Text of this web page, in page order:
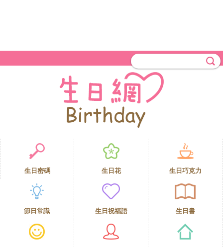
生日密碼 生日花 生日巧克力
節日常識 生日祝福語 生日書